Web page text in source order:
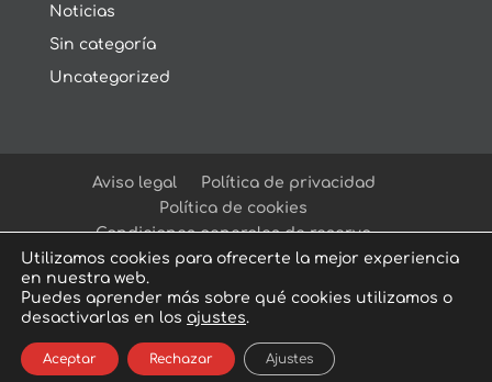
Noticias
Sin categoría
Uncategorized
Aviso legal
Política de privacidad
Política de cookies
Condiciones generales de reserva
© Arcadia Escape Room| Escape Room en
Sevilla
Utilizamos cookies para ofrecerte la mejor experiencia
en nuestra web.
Puedes aprender más sobre qué cookies utilizamos o
desactivarlas en los ajustes.
Aceptar Rechazar Ajustes